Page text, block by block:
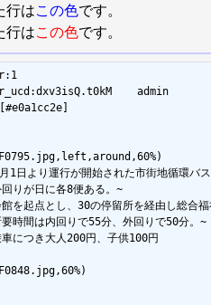
行はこの色です。
行はこの色です。
admin
1日より運行が開始された市街地循環バ
りが日に各8便ある。~
を起点とし、30の停留所を経由し総合
時間は内回りで55分、外回りで50分。~
につき大人200円、子供100円